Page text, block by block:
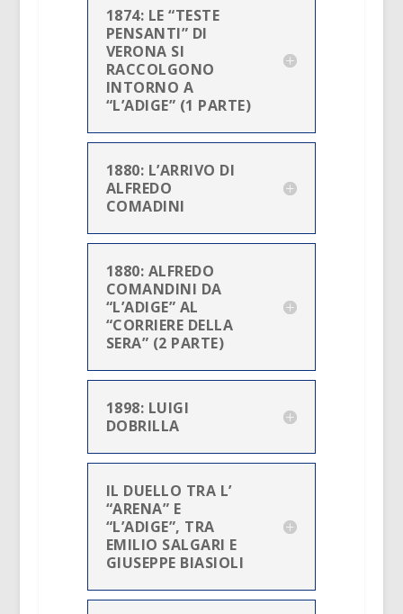
1874: LE “TESTE
PENSANTI” DI
VERONA SI
RACCOLGONO
INTORNO A
“L’ADIGE” (1 PARTE)
1880: L’ARRIVO DI
ALFREDO
COMADINI
1880: ALFREDO
COMANDINI DA
“L’ADIGE” AL
“CORRIERE DELLA
SERA” (2 PARTE)
1898: LUIGI
DOBRILLA
IL DUELLO TRA L’
“ARENA” E
“L’ADIGE”, TRA
EMILIO SALGARI E
GIUSEPPE BIASIOLI